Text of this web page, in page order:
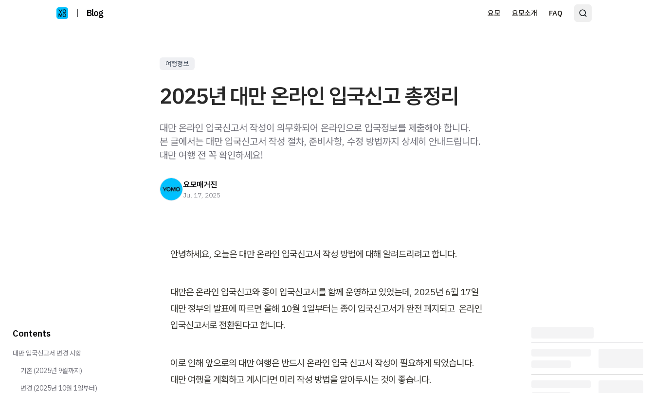
| Blog 요모 요모소개 FAQ
여행정보
2025년 대만 온라인 입국신고 총정리
대만 온라인 입국신고서 작성이 의무화되어 온라인으로 입국정보를 제출해야 합니다.
본 글에서는 대만 입국신고서 작성 절차, 준비사항, 수정 방법까지 상세히 안내드립니다.
대만 여행 전 꼭 확인하세요!
요모매거진
Jul 17, 2025
안녕하세요, 오늘은 대만 온라인 입국신고서 작성 방법에 대해 알려드리려고 합니다.
대만은 온라인 입국신고와 종이 입국신고서를 함께 운영하고 있었는데, 2025년 6월 17일
대만 정부의 발표에 따르면 올해 10월 1일부터는 종이 입국신고서가 완전 폐지되고  온라인
입국신고서로 전환된다고 합니다.
이로 인해 앞으로의 대만 여행은 반드시 온라인 입국 신고서 작성이 필요하게 되었습니다.
대만 여행을 계획하고 계시다면 미리 작성 방법을 알아두시는 것이 좋습니다.
Contents
대만 입국신고서 변경 사항
기존 (2025년 9월까지)
변경 (2025년 10월 1일부터)